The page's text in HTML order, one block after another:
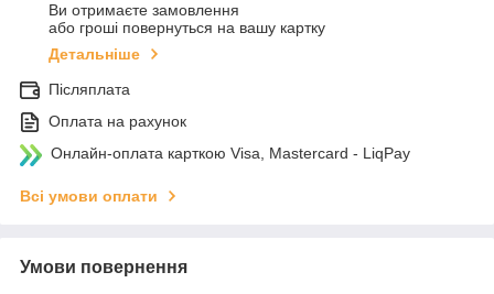
Ви отримаєте замовлення
або гроші повернуться на вашу картку
Детальніше
Післяплата
Оплата на рахунок
Онлайн-оплата карткою Visa, Mastercard - LiqPay
Всі умови оплати
Умови повернення